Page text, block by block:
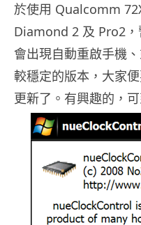
於使用 Qualcomm
Diamond 2 及 Pro2
會出現自動重啟手機
較穩定的版本，大家
更新了。有興趣的，